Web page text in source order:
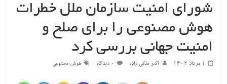
شورای امنیت سازمان ملل خطرات
هوش مصنوعی را برای صلح و
امنیت جهانی بررسی کرد
۱ مرداد ۱۴۰۲ اکبر ملکی زاده ۰ دیدگاه هوش مصنوعی